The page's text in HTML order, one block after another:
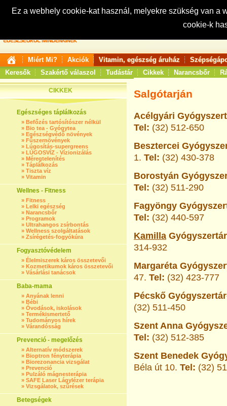
Ez a webhely cookie-kat használ, melyekre szükség van
cookie-k
Keresés:
Miért Mi? Akciók Vitamin, egészség áruház
Keresők
Szakértő válaszol Tudástár Cikkek Narancsbőr
CIKKEK
Egészséges táplálkozás
» Befőzés tartósítószer nélkül
» Bio tea - Gyógytea
» Egészségvédő növények
» Fűszernövények
» Lúgosítás-supergreens
» LÚGOSVÍZ - Vízionizálás
» Méregtelenítés
» Táplálkozás
» Tiszta víz
» Vitamin
Wellnes - Fitness
» Fitness
» Lelki egészség
» Narancsbőr
» Programok
» Ultrahangos zsírbontás
» Wellness szolgáltatások
» Zsírégetés-fogyókúra
Fogyasztóvédelem
» Élelmiszerek káros összetevői
» Kozmetikumok káros összetevői
» Vásárlási tanácsok
Baba-mama
» Anyának lenni
» Bébi
» Óvodások, iskolások
» Termékismertető
» Tudományos hírek
» Várandósság
Prevenció - megelőzés
» Alternatív módszerek
» Bioptron fényterápia
» Biorezonancia vizsgálat
» Prevenció
» Pulzáló mágnesterápia
» SAFE Laser Lágylézer terápia
» Vizsgálatok, szűrések
Betegségek
Salgótarján
Acélgyári
Tel: (32) 512-650
Besztercei
1. Tel: (32) 430-378
Borostyán
Tel: (32) 511-290
Fagyöngy
Tel: (32) 440-597
Kamilla
314-932
Margaréta
47. Tel: (32) 423-777
Pécskő
(32) 511-450
Szent Anna
Tel: (32) 512-385
Szent Benedek
Béla út 10. Tel: (32)